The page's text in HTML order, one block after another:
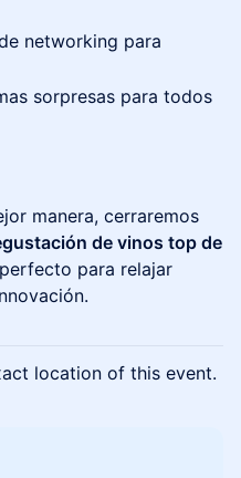
networking para
sorpresas para todos
manera, cerraremos
de vinos top de
para relajar
location of this event.